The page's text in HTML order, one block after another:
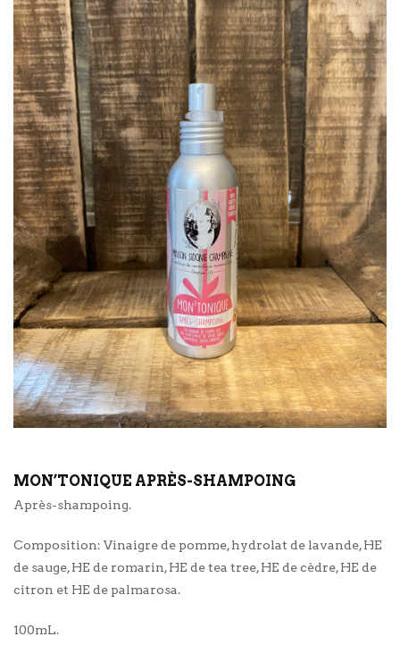
MON’TONIQUE APRÈS-SHAMPOING
Après-shampoing.
Composition: Vinaigre de pomme, hydrolat de lavande, HE
de sauge, HE de romarin, HE de tea tree, HE de cèdre, HE de
citron et HE de palmarosa.
100mL.